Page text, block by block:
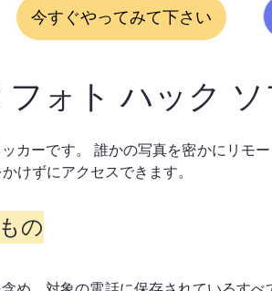
今すぐやってみて下さい
ォト ハック
カーです。 誰かの写真を密かにリモ
けずにアクセスできます。
の